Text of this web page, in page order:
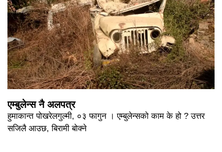
एम्बुलेन्स नै अलपत्र
हुमाकान्त पोखरेलगुल्मी, ०३ फागुन । एम्बुलेन्सको काम के हो ? उत्तर
सजिलै आउछ, बिरामी बोक्ने